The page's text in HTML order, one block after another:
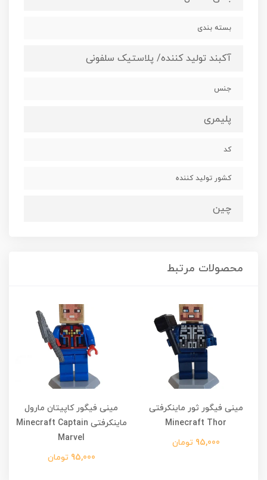
بسته بندی
آکبند تولید کننده/ پلاستیک سلفونی
جنس
پلیمری
کد
کشور تولید کننده
چین
محصولات مرتبط
مینی فیگور ثور ماینکرفتی
Minecraft Thor
95,000 تومان
مینی فیگور کاپیتان مارول
ماینکرفتی Minecraft Captain
Marvel
95,000 تومان